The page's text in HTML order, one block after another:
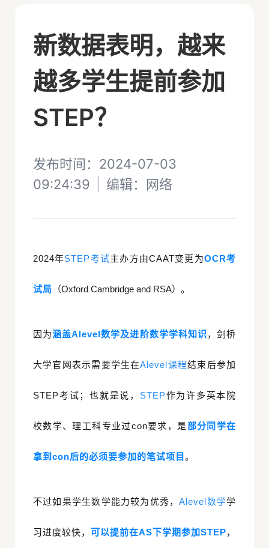
新数据表明，越来
越多学生提前参加
STEP？
发布时间：2024-07-03
09:24:39
编辑： 网络
2024年STEP考试主办方由CAAT变更为OCR考
试局 （Oxford Cambridge and RSA）。
因为涵盖Alevel数学及进阶数学学科知识 ，剑桥
大学官网表示需要学生在Alevel课程结束后参加
STEP考试；也就是说， STEP作为许多英本院
校数学、理工科专业过con要求，是部分同学在
拿到con后的必须要参加的笔试项目 。
不过如果学生数学能力较为优秀，Alevel数学学
习进度较快， 可以提前在AS下学期参加STEP，